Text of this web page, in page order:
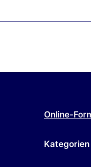
Online-
Kategorien